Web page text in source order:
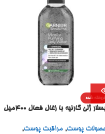
فروخته شده
ژلی گارنیه با زغال فعال 400میل
پوست, مراقبت پوست,